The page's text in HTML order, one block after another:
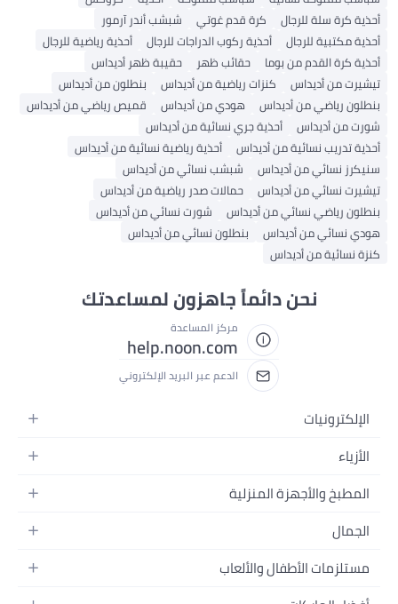
أحذية كرة سلة للرجال
كرة قدم غوتي
شبشب أندر آرمور
أحذية مكتبية للرجال
أحذية ركوب الدراجات للرجال
أحذية رياضية للرجال
أحذية كرة القدم من بوما
حقائب ظهر
حقيبة ظهر أديداس
تيشيرت من أديداس
كنزات رياضية من أديداس
بنطلون من أديداس
بنطلون رياضي من أديداس
هودي من أديداس
قميص رياضي من أديداس
شورت من أديداس
أحذية جري نسائية من أديداس
أحذية تدريب نسائية من أديداس
أحذية رياضية نسائية من أديداس
سنيكرز نسائي من أديداس
شبشب نسائي من أديداس
تيشيرت نسائي من أديداس
حمالات صدر رياضية من أديداس
بنطلون رياضي نسائي من أديداس
شورت نسائي من أديداس
هودي نسائي من أديداس
بنطلون نسائي من أديداس
كنزة نسائية من أديداس
نحن دائماً جاهزون لمساعدتك
مركز المساعدة
help.noon.com
الدعم عبر البريد الإلكتروني
الإلكترونيات
الجوالات
اللابتوبات
الأجهزة المنزلية
التلفزيونات
الأزياء
أزياء نسائية
أزياء البنات
أزياء الأولاد
المطبخ والأجهزة المنزلية
الحمام
المطبخ والسفرة
الجمال
العطور
مستلزمات الأطفال والألعاب
الحفاضات